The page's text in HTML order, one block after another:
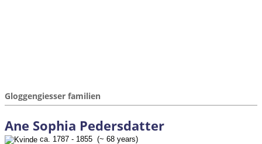
Gloggengiesser familien
Ane Sophia Pedersdatter
ca. 1787 - 1855 (~ 68 years)